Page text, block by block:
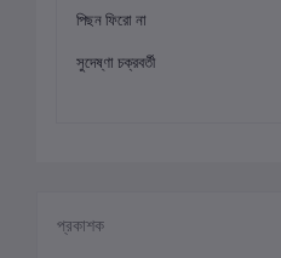
পিছন ফিরো না
সুদেষ্ণা চক্রবর্তী
প্রকাশক